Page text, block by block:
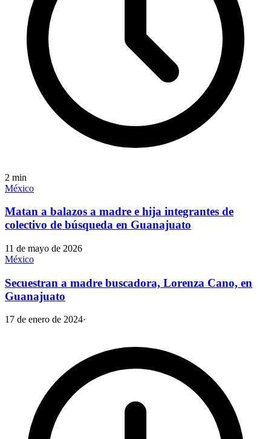
2 min
México
Matan a balazos a madre e hija integrantes de
colectivo de búsqueda en Guanajuato
11 de mayo de 2026
México
Secuestran a madre buscadora, Lorenza Cano, en
Guanajuato
17 de enero de 2024·